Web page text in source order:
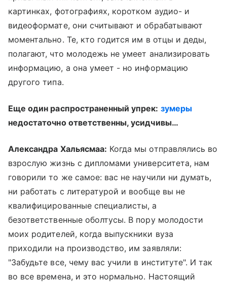
картинках, фотографиях, коротком аудио- и
видеоформате, они считывают и обрабатывают
моментально. Те, кто годится им в отцы и деды,
полагают, что молодежь не умеет анализировать
информацию, а она умеет - но информацию
другого типа.
Еще один распространенный упрек: зумеры
недостаточно ответственны, усидчивы…
Александра Хальясмаа: Когда мы отправлялись во
взрослую жизнь с дипломами университета, нам
говорили то же самое: вас не научили ни думать,
ни работать с литературой и вообще вы не
квалифицированные специалисты, а
безответственные оболтусы. В пору молодости
моих родителей, когда выпускники вуза
приходили на производство, им заявляли:
"Забудьте все, чему вас учили в институте". И так
во все времена, и это нормально. Настоящий